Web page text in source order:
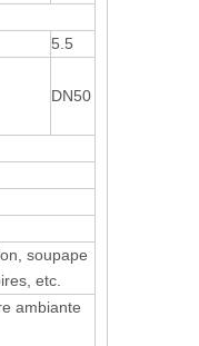
5.5
DN50
soupape
etc.
ambiante